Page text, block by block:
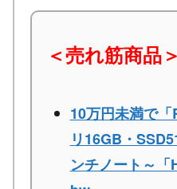
＜売れ筋商品＞
10万円未満で
リ16GB・
ンチノート～